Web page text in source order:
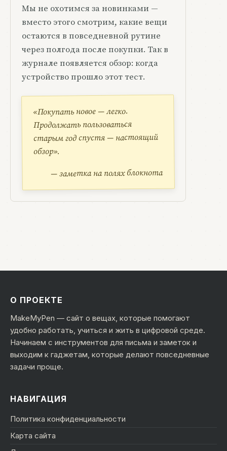
Мы не охотимся за новинками —
вместо этого смотрим, какие вещи
остаются в повседневной рутине
через полгода после покупки. Так в
журнале появляется обзор: когда
устройство прошло этот тест.
«Покупать новое — легко.
Продолжать пользоваться
старым год спустя — настоящий
обзор».
— заметка на полях блокнота
О ПРОЕКТЕ
MakeMyPen — сайт о вещах, которые помогают
удобно работать, учиться и жить в цифровой среде.
Начинаем с инструментов для письма и заметок и
выходим к гаджетам, которые делают повседневные
задачи проще.
НАВИГАЦИЯ
Политика конфиденциальности
Карта сайта